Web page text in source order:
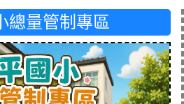
總量管制專區